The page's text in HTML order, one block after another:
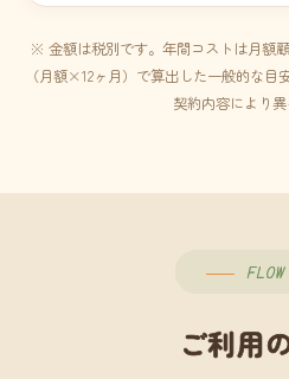
※ 金額は税別です。年間コストは月額
（月額×12ヶ月）で算出した一般的な
契約内容により異
FLOW
ご利用